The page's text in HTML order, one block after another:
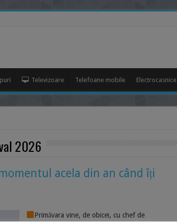
Televizoare Telefoane mobile Electrocasnice
2026
acela din an când îți
Primăvara vine, de obicei, cu chef de